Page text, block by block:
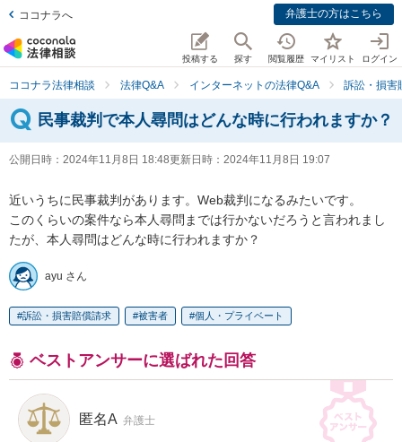
ココナラへ 弁護士の方はこちら
投稿する 探す 閲覧履歴 マイリスト ログイン
ココナラ法律相談 法律Q&A インターネットの法律Q&A 訴訟・損害
民事裁判で本人尋問はどんな時に行われますか？
公開日時： 2024年11月8日 18:48更新日時： 2024年11月8日 19:07
近いうちに民事裁判があります。Web裁判になるみたいです。
このくらいの案件なら本人尋問までは行かないだろうと言われまし
たが、本人尋問はどんな時に行われますか？
ayu さん
訴訟・損害賠償請求 被害者 個人・プライベート
ベストアンサーに選ばれた回答
匿名A 弁護士